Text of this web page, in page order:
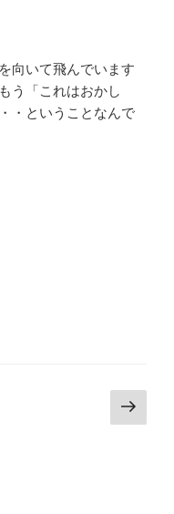
向いて飛んでいます
う「これはおかし
・ということなんで
次
の